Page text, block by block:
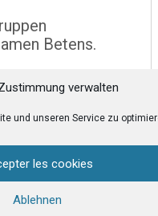
verwalten
und unseren Service zu
les cookies
Ablehnen
Betens.
deutscher und
gehalten mit